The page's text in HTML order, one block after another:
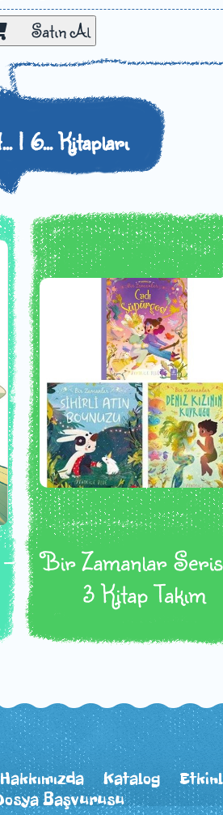
Satın Al
| 6... Kitapları
-
Bir Zamanlar
3 Kitap Takım
Hakkımızda Katalog
Başvurusu